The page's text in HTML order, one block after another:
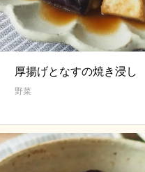
厚揚げとなすの焼き浸し
野菜